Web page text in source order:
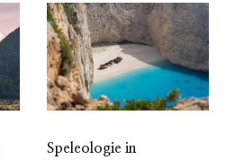
Speleologie in